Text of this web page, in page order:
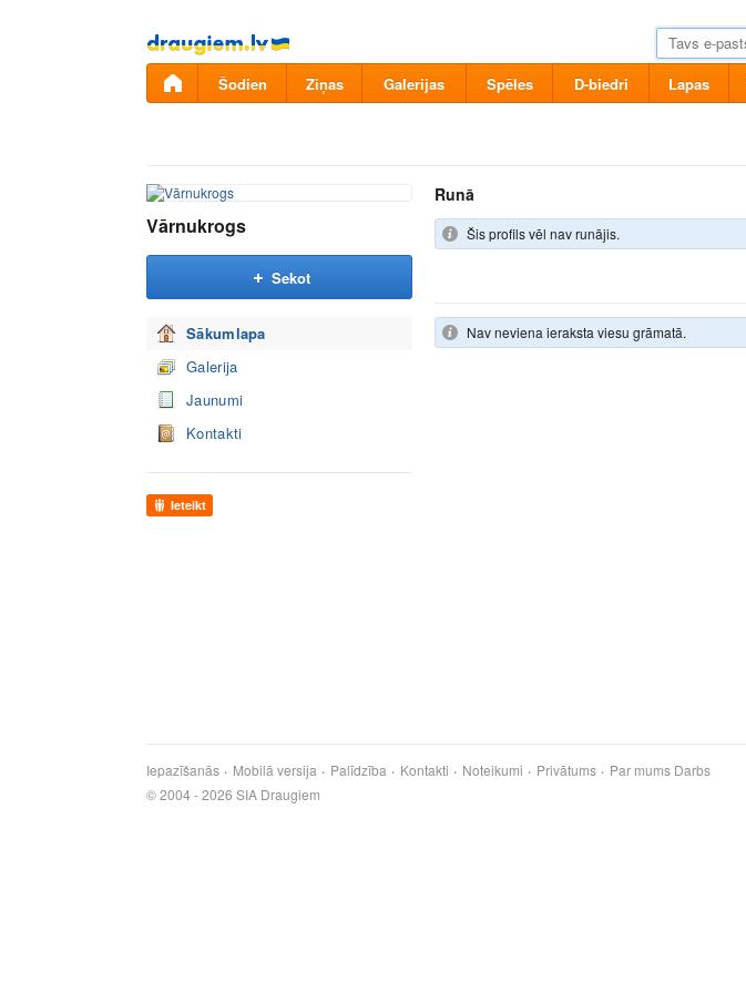
Pāriet
uz
saturu
Šodien Ziņas Galerijas Spēles D-biedri Lapas
Vārnukrogs
Sekot
Sākumlapa
Galerija
Jaunumi
Kontakti
Ieteikt
Runā
Šis profils vēl nav runājis.
Nav neviena ieraksta viesu grāmatā.
Iepazīšanās Mobilā versija Palīdzība Kontakti Noteikumi Privātums Par mums Darbs
© 2004 - 2026 SIA Draugiem